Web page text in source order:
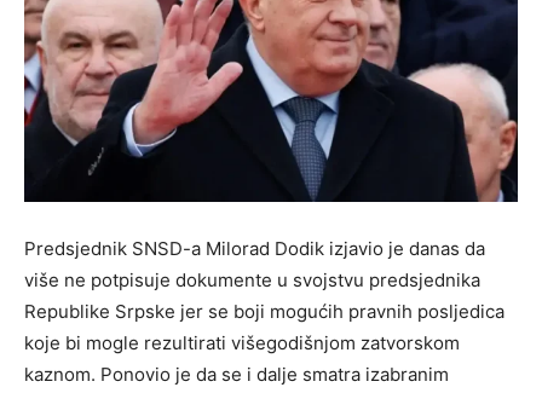
Predsjednik SNSD-a Milorad Dodik izjavio je danas da
više ne potpisuje dokumente u svojstvu predsjednika
Republike Srpske jer se boji mogućih pravnih posljedica
koje bi mogle rezultirati višegodišnjom zatvorskom
kaznom. Ponovio je da se i dalje smatra izabranim